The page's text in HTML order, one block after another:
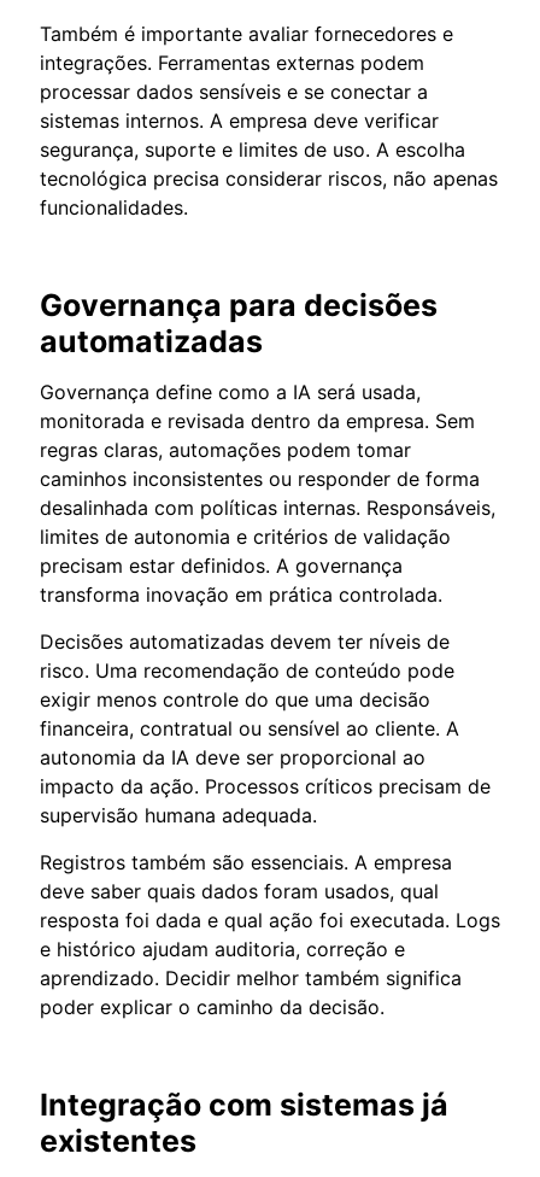
Também é importante avaliar fornecedores e
integrações. Ferramentas externas podem
processar dados sensíveis e se conectar a
sistemas internos. A empresa deve verificar
segurança, suporte e limites de uso. A escolha
tecnológica precisa considerar riscos, não apenas
funcionalidades.
Governança para decisões
automatizadas
Governança define como a IA será usada,
monitorada e revisada dentro da empresa. Sem
regras claras, automações podem tomar
caminhos inconsistentes ou responder de forma
desalinhada com políticas internas. Responsáveis,
limites de autonomia e critérios de validação
precisam estar definidos. A governança
transforma inovação em prática controlada.
Decisões automatizadas devem ter níveis de
risco. Uma recomendação de conteúdo pode
exigir menos controle do que uma decisão
financeira, contratual ou sensível ao cliente. A
autonomia da IA deve ser proporcional ao
impacto da ação. Processos críticos precisam de
supervisão humana adequada.
Registros também são essenciais. A empresa
deve saber quais dados foram usados, qual
resposta foi dada e qual ação foi executada. Logs
e histórico ajudam auditoria, correção e
aprendizado. Decidir melhor também significa
poder explicar o caminho da decisão.
Integração com sistemas já
existentes